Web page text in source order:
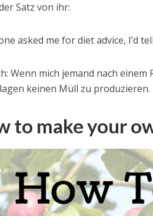
Satz von ihr:
asked me for diet advice, I’d
Wenn mich jemand nach
keinen Müll zu produzieren.
to make your